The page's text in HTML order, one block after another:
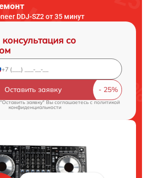
DDJ-SZ2 от 35 минут
со
Оставить заявку
заявку" Вы соглашаетесь c политикой
конфиденциальности